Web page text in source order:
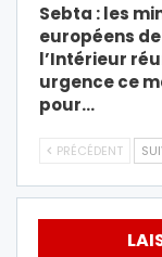
Sebta : les
européens de
l’Intérieur
urgence ce
pour…
PRÉCÉDENT